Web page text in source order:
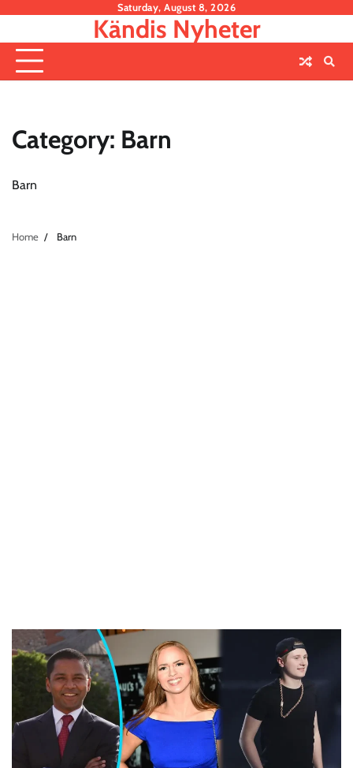
content
Saturday, August 8, 2026
Kändis Nyheter
Category: Barn
Barn
Home Barn